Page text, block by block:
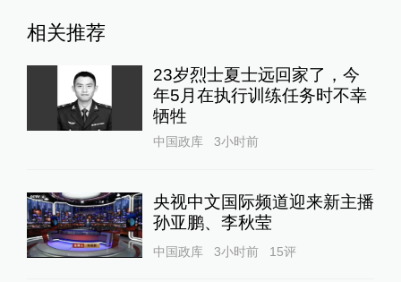
相关推荐
23岁烈士夏士远回家了，今
年5月在执行训练任务时不幸
牺牲
中国政库 3小时前
央视中文国际频道迎来新主播
孙亚鹏、李秋莹
中国政库 3小时前 15评